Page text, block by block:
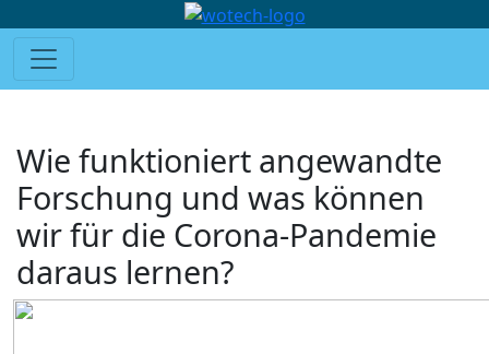
Wie funktioniert angewandte
Forschung und was können
wir für die Corona-Pandemie
daraus lernen?